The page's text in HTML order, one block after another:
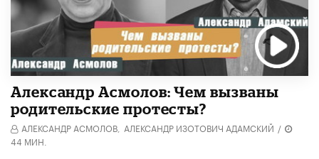
Александр Асмолов: Чем вызваны
родительские протесты?
АЛЕКСАНДР АСМОЛОВ, АЛЕКСАНДР ИЗОТОВИЧ АДАМСКИЙ /
44 МИН.